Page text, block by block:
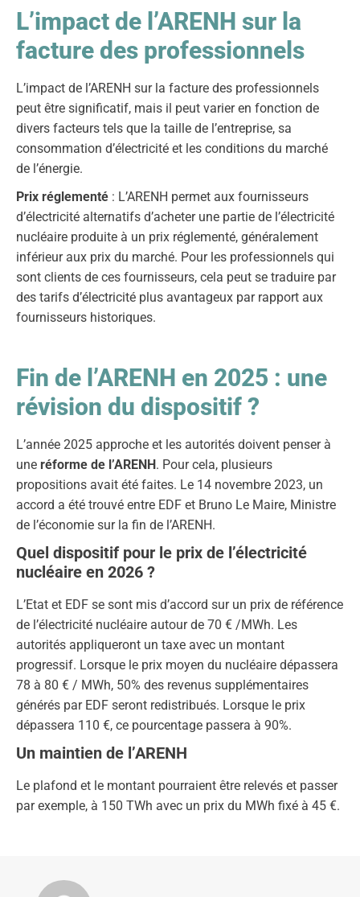
L’impact de l’ARENH sur la
facture des professionnels
L’impact de l’ARENH sur la facture des professionnels
peut être significatif, mais il peut varier en fonction de
divers facteurs tels que la taille de l’entreprise, sa
consommation d’électricité et les conditions du marché
de l’énergie.
Prix réglementé : L’ARENH permet aux fournisseurs
d’électricité alternatifs d’acheter une partie de l’électricité
nucléaire produite à un prix réglementé, généralement
inférieur aux prix du marché. Pour les professionnels qui
sont clients de ces fournisseurs, cela peut se traduire par
des tarifs d’électricité plus avantageux par rapport aux
fournisseurs historiques.
Fin de l’ARENH en 2025 : une
révision du dispositif ?
L’année 2025 approche et les autorités doivent penser à
une réforme de l’ARENH. Pour cela, plusieurs
propositions avait été faites. Le 14 novembre 2023, un
accord a été trouvé entre EDF et Bruno Le Maire, Ministre
de l’économie sur la fin de l’ARENH.
Quel dispositif pour le prix de l’électricité
nucléaire en 2026 ?
L’Etat et EDF se sont mis d’accord sur un prix de référence
de l’électricité nucléaire autour de 70 € /MWh. Les
autorités appliqueront un taxe avec un montant
progressif. Lorsque le prix moyen du nucléaire dépassera
78 à 80 € / MWh, 50% des revenus supplémentaires
générés par EDF seront redistribués. Lorsque le prix
dépassera 110 €, ce pourcentage passera à 90%.
Un maintien de l’ARENH
Le plafond et le montant pourraient être relevés et passer
par exemple, à 150 TWh avec un prix du MWh fixé à 45 €.